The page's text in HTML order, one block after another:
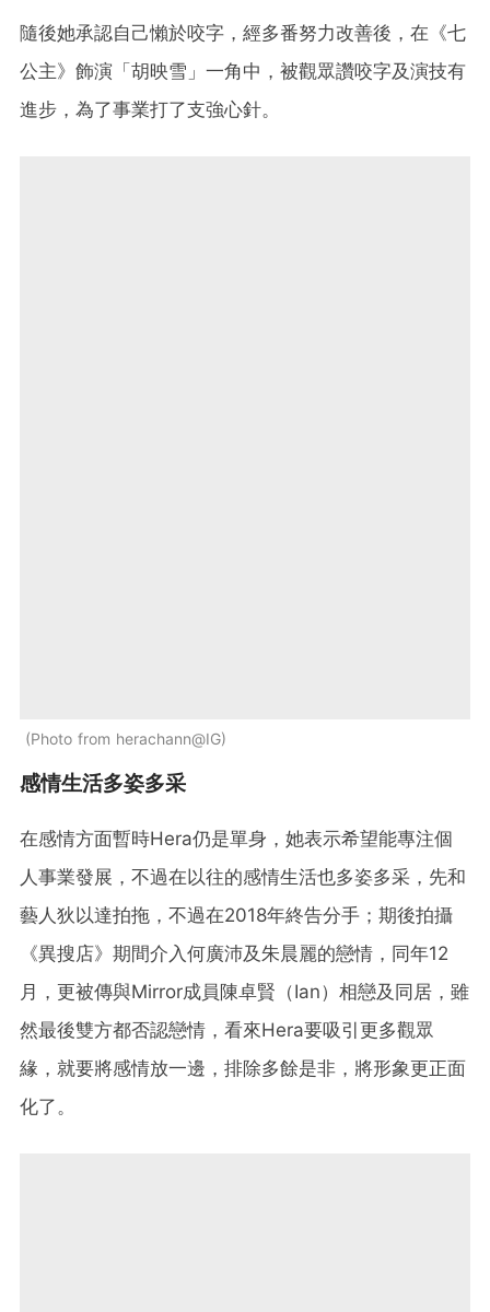
隨後她承認自己懶於咬字，經多番努力改善後，在《七
公主》飾演「胡映雪」一角中，被觀眾讚咬字及演技有
進步，為了事業打了支強心針。
Photo from herachann@IG
感情生活多姿多采
在感情方面暫時Hera仍是單身，她表示希望能專注個
人事業發展，不過在以往的感情生活也多姿多采，先和
藝人狄以達拍拖，不過在2018年終告分手；期後拍攝
《異搜店》期間介入何廣沛及朱晨麗的戀情，同年12
月，更被傳與Mirror成員陳卓賢（Ian）相戀及同居，雖
然最後雙方都否認戀情，看來Hera要吸引更多觀眾
緣，就要將感情放一邊，排除多餘是非，將形象更正面
化了。